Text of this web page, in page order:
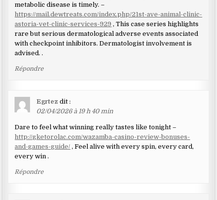
metabolic disease is timely. –
https://mail.dewtreats.com/index.php/21st-ave-animal-clinic-
astoria-vet-clinic-services-929 , This case series highlights
rare but serious dermatological adverse events associated
with checkpoint inhibitors. Dermatologist involvement is
advised. .
Répondre
Egrtez dit :
02/04/2026 à 19 h 40 min
Dare to feel what winning really tastes like tonight –
http://gketorolac.com/wazamba-casino-review-bonuses-
and-games-guide/ , Feel alive with every spin, every card,
every win .
Répondre